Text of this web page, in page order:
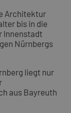
Architektur
bis in die
Innenstadt
Nürnbergs
liegt nur
aus Bayreuth